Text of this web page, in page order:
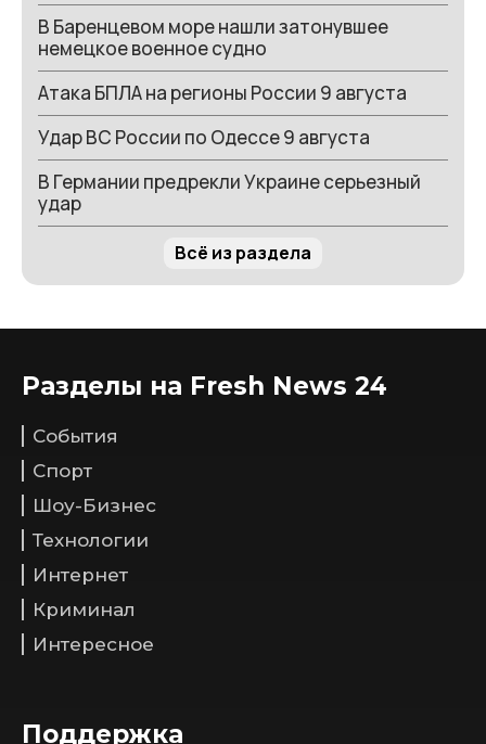
В Баренцевом море нашли затонувшее
немецкое военное судно
Атака БПЛА на регионы России 9 августа
Удар ВС России по Одессе 9 августа
В Германии предрекли Украине серьезный
удар
Всё из раздела
Разделы на Fresh News 24
События
Спорт
Шоу-Бизнес
Технологии
Интернет
Криминал
Интересное
Поддержка